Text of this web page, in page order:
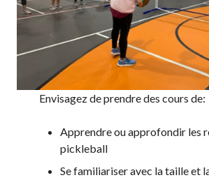
Candidature à un
Calendrier des
événements
Guide du directeur de
tournoi
homologuées
Envisagez de prendre des cours de:
Apprendre ou approfondir les
pickleball
Se familiariser avec la taille et